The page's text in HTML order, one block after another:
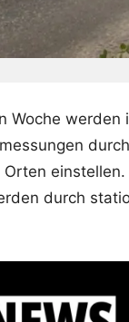
Woche werden
durch